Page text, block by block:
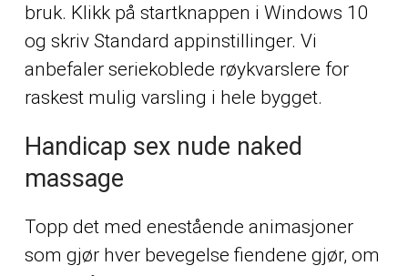
bruk. Klikk på startknappen i Windows 10
og skriv Standard appinstillinger. Vi
anbefaler seriekoblede røykvarslere for
raskest mulig varsling i hele bygget.
Handicap sex nude naked
massage
Topp det med enestående animasjoner
som gjør hver bevegelse fiendene gjør, om